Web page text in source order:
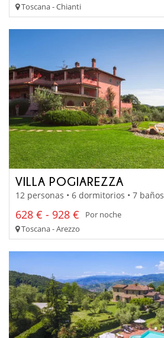
Toscana - Chianti
VILLA POGIAREZZA
12 personas • 6 dormitorios • 7 baños
628 € - 928 €
Por noche
Toscana - Arezzo